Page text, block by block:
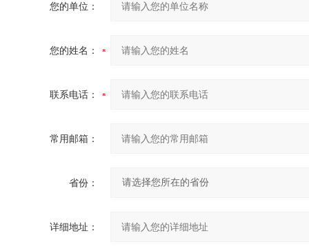
您的单位：
您的姓名：
联系电话：
常用邮箱：
省份：
详细地址：